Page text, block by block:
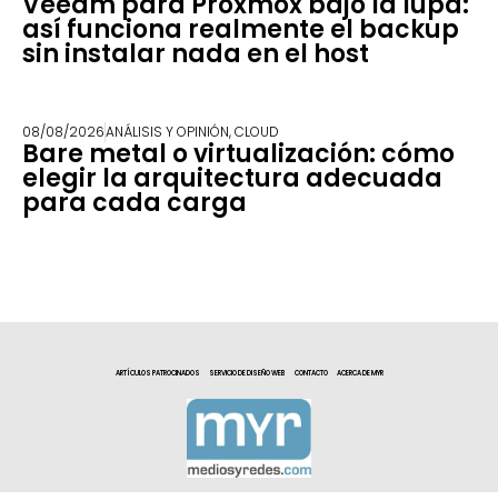
así funciona realmente el backup
sin instalar nada en el host
08/08/2026ANÁLISIS Y OPINIÓN,CLOUD
Bare metal o virtualización: cómo
elegir la arquitectura adecuada
para cada carga
ARTÍCULOS PATROCINADOS SERVICIO DE DISEÑO WEB CONTACTO ACERCA DE MYR